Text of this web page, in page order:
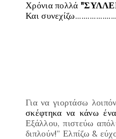
Χρόνια πολλά
Και
Για να γιορτάσω
σκέφτηκα να κάνω
Εξάλλου, πιστεύω
διπλούν!” Ελπίζω &